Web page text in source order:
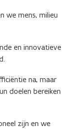
we mens, milieu
en innovatieve
na, maar
doelen bereiken
zijn en we